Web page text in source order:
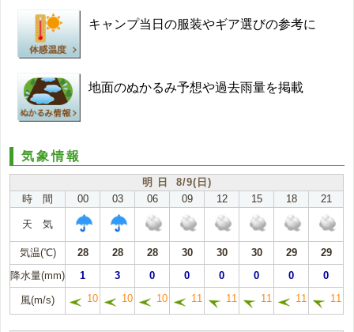
キャンプ当日の服装やギア選びの参考に
地面のぬかるみ予想や過去雨量を掲載
気象情報
明 日 8/9(日)
時 間
00 03 06 09 12 15 18 21
天 気
気温(℃) 28 28 28 30 30 30 29
29
降水量(mm)
1 3 0 0 0 0 0 0
風(m/s) 10 10 10 11 11 11 11 11